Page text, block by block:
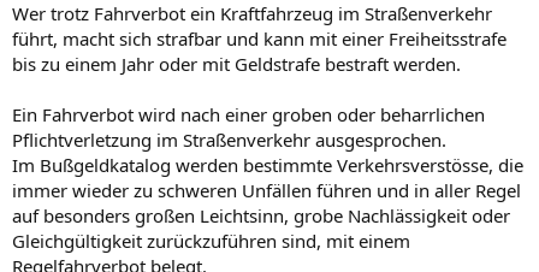
Wer trotz Fahrverbot ein Kraftfahrzeug im Straßenverkehr
führt, macht sich strafbar und kann mit einer Freiheitsstrafe
bis zu einem Jahr oder mit Geldstrafe bestraft werden.
Ein Fahrverbot wird nach einer groben oder beharrlichen
Pflichtverletzung im Straßenverkehr ausgesprochen.
Im Bußgeldkatalog werden bestimmte Verkehrsverstösse, die
immer wieder zu schweren Unfällen führen und in aller Regel
auf besonders großen Leichtsinn, grobe Nachlässigkeit oder
Gleichgültigkeit zurückzuführen sind, mit einem
Regelfahrverbot belegt.